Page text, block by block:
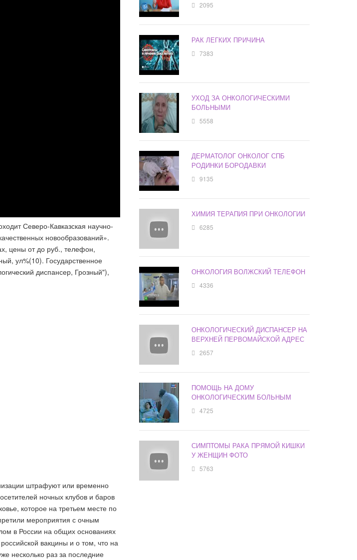
Северо-Кавказская научно-
новообразований».
цены от до руб., телефон,
ул%(10). Государственное
диспансер, Грозный"),
штрафуют или временно
ночных клубов и баров
которое на третьем месте по
мероприятия с очным
в России на общих основаниях
вакцины и о том, что на
несколько раз за последние
2095
РАК ЛЕГКИХ ПРИЧИНА
7383
УХОД ЗА ОНКОЛОГИЧЕСКИМИ
БОЛЬНЫМИ
5558
ДЕРМАТОЛОГ ОНКОЛОГ СПБ
РОДИНКИ БОРОДАВКИ
9135
ХИМИЯ ТЕРАПИЯ ПРИ ОНКОЛОГИИ
6285
ОНКОЛОГИЯ ВОЛЖСКИЙ ТЕЛЕФОН
4336
ОНКОЛОГИЧЕСКИЙ ДИСПАНСЕР НА
ВЕРХНЕЙ ПЕРВОМАЙСКОЙ АДРЕС
2657
ПОМОЩЬ НА ДОМУ
ОНКОЛОГИЧЕСКИМ БОЛЬНЫМ
4725
СИМПТОМЫ РАКА ПРЯМОЙ КИШКИ
У ЖЕНЩИН ФОТО
5763